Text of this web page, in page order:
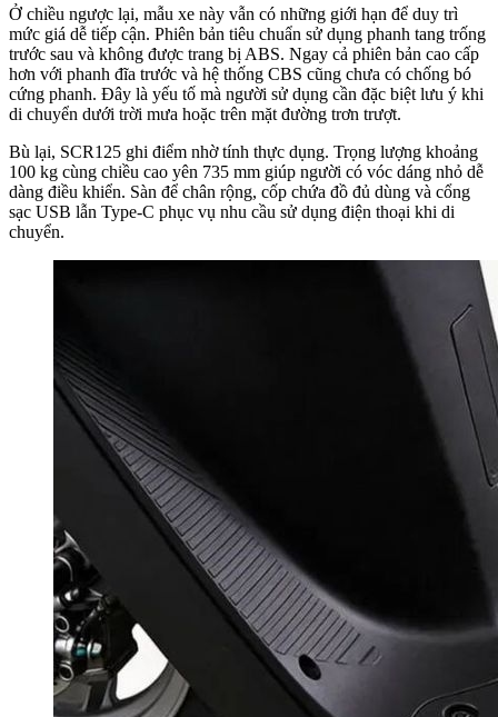
Ở chiều ngược lại, mẫu xe này vẫn có những giới hạn để duy trì
mức giá dễ tiếp cận. Phiên bản tiêu chuẩn sử dụng phanh tang trống
trước sau và không được trang bị ABS. Ngay cả phiên bản cao cấp
hơn với phanh đĩa trước và hệ thống CBS cũng chưa có chống bó
cứng phanh. Đây là yếu tố mà người sử dụng cần đặc biệt lưu ý khi
di chuyển dưới trời mưa hoặc trên mặt đường trơn trượt.
Bù lại, SCR125 ghi điểm nhờ tính thực dụng. Trọng lượng khoảng
100 kg cùng chiều cao yên 735 mm giúp người có vóc dáng nhỏ dễ
dàng điều khiển. Sàn để chân rộng, cốp chứa đồ đủ dùng và cổng
sạc USB lẫn Type-C phục vụ nhu cầu sử dụng điện thoại khi di
chuyển.